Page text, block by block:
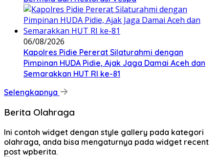
06/08/2026
Kapolres Pidie Pererat Silaturahmi dengan
Pimpinan HUDA Pidie, Ajak Jaga Damai Aceh dan
Semarakkan HUT RI ke-81
Selengkapnya
Berita Olahraga
Ini contoh widget dengan style gallery pada kategori
olahraga, anda bisa mengaturnya pada widget recent
post wpberita.